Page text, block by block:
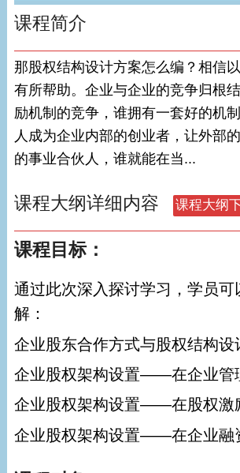
课程简介
那股权结构设计方案怎么编？相信
有所帮助。企业与企业的竞争归根
励机制的竞争，谁拥有一套好的机
人成为企业内部的创业者，让外部
的事业合伙人，谁就能在当...
课程大纲详细内容
课程目标：
通过此次深入探讨学习，学员可
解：
企业股东合作方式与股权结构设
企业股权架构设置——在企业管
企业股权架构设置——在股权激
企业股权架构设置——在企业融